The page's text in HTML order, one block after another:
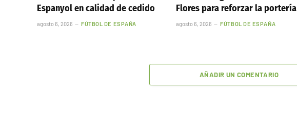
Espanyol en calidad de cedido
agosto 6, 2026 FÚTBOL DE ESPAÑA
Flores para reforzar la portería
agosto 6, 2026 FÚTBOL DE ESPAÑA
AÑADIR UN COMENTARIO